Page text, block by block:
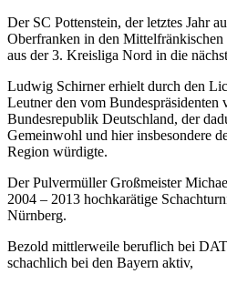
Der SC Pottenstein, der letztes Jahr
Oberfranken in den
aus der 3. Kreisliga Nord in die
Ludwig Schirner erhielt durch den
Leutner den vom Bundespräsidenten
Bundesrepublik Deutschland, der
Gemeinwohl und hier insbesondere
Region würdigte.
Der Pulvermüller Großmeister
2004 – 2013 hochkarätige
Nürnberg.
Bezold mittlerweile beruflich bei
schachlich bei den Bayern aktiv,